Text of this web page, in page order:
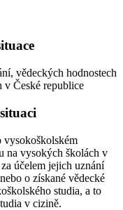
vědeckých hodnostech
v České republice
vysokoškolském
na vysokých školách v
účelem jejich uznání
o získané vědecké
studia, a to
v cizině.